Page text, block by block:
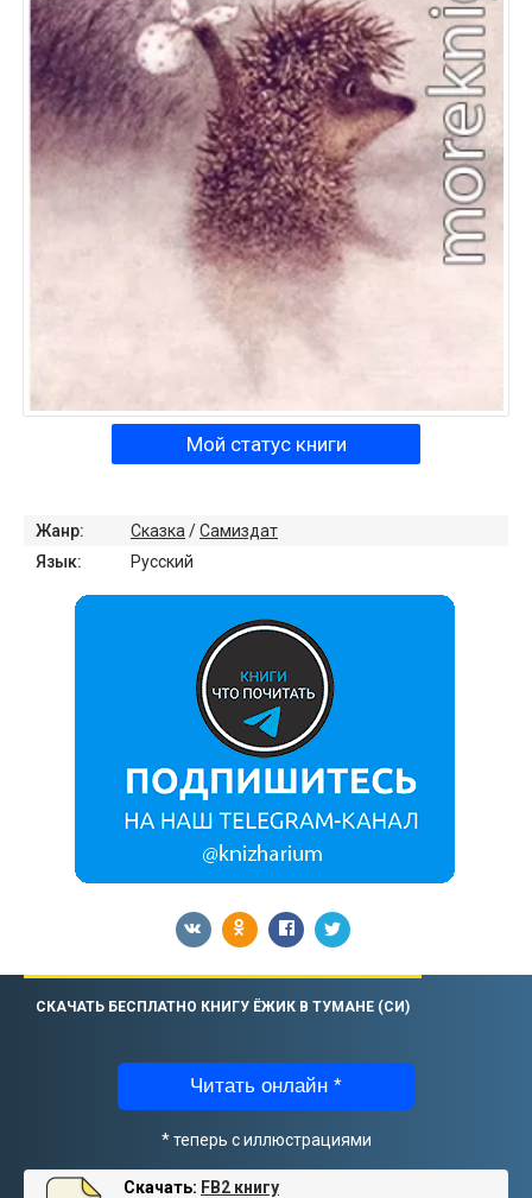
Мой статус книги
Жанр: Сказка /Самиздат
Язык:
Русский
СКАЧАТЬ БЕСПЛАТНО КНИГУ ЁЖИК В ТУМАНЕ (СИ)
Читать онлайн *
* теперь с иллюстрациями
Скачать: FB2 книгу